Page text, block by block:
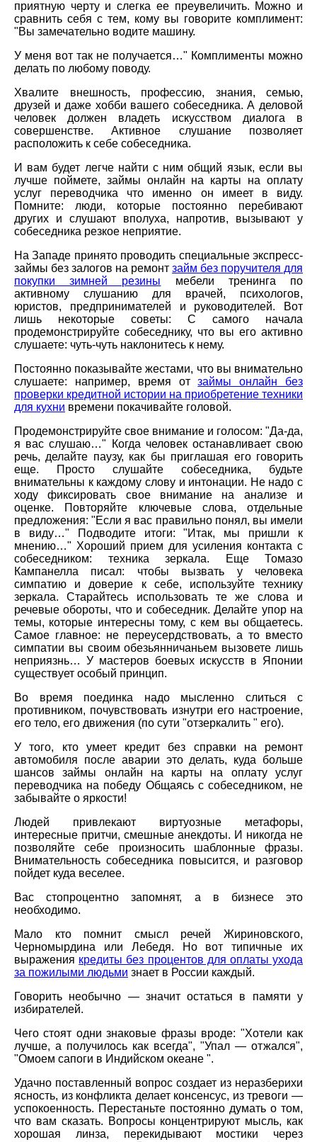
приятную черту и слегка ее преувеличить. Можно и
сравнить себя с тем, кому вы говорите комплимент:
"Вы замечательно водите машину.
У меня вот так не получается…" Комплименты можно
делать по любому поводу.
Хвалите внешность, профессию, знания, семью,
друзей и даже хобби вашего собеседника. А деловой
человек должен владеть искусством диалога в
совершенстве. Активное слушание позволяет
расположить к себе собеседника.
И вам будет легче найти с ним общий язык, если вы
лучше поймете, займы онлайн на карты на оплату
услуг переводчика что именно он имеет в виду.
Помните: люди, которые постоянно перебивают
других и слушают вполуха, напротив, вызывают у
собеседника резкое неприятие.
На Западе принято проводить специальные экспресс-
займы без залогов на ремонт займ без поручителя для
покупки зимней резины мебели тренинга по
активному слушанию для врачей, психологов,
юристов, предпринимателей и руководителей. Вот
лишь некоторые советы: С самого начала
продемонстрируйте собеседнику, что вы его активно
слушаете: чуть-чуть наклонитесь к нему.
Постоянно показывайте жестами, что вы внимательно
слушаете: например, время отзаймы онлайн без
проверки кредитной истории на приобретение техники
для кухни времени покачивайте головой.
Продемонстрируйте свое внимание и голосом: "Да-да,
я вас слушаю…" Когда человек останавливает свою
речь, делайте паузу, как бы приглашая его говорить
еще. Просто слушайте собеседника, будьте
внимательны к каждому слову и интонации. Не надо с
ходу фиксировать свое внимание на анализе и
оценке. Повторяйте ключевые слова, отдельные
предложения: "Если я вас правильно понял, вы имели
в виду…" Подводите итоги: "Итак, мы пришли к
мнению…" Хороший прием для усиления контакта с
собеседником: техника зеркала. Еще Томазо
Кампанелла писал: чтобы вызвать у человека
симпатию и доверие к себе, используйте технику
зеркала. Старайтесь использовать те же слова и
речевые обороты, что и собеседник. Делайте упор на
темы, которые интересны тому, с кем вы общаетесь.
Самое главное: не переусердствовать, а то вместо
симпатии вы своим обезьянничаньем вызовете лишь
неприязнь… У мастеров боевых искусств в Японии
существует особый принцип.
Во время поединка надо мысленно слиться с
противником, почувствовать изнутри его настроение,
его тело, его движения (по сути "отзеркалить " его).
У того, кто умеет кредит без справки на ремонт
автомобиля после аварии это делать, куда больше
шансов займы онлайн на карты на оплату услуг
переводчика на победу Общаясь с собеседником, не
забывайте о яркости!
Людей привлекают виртуозные метафоры,
интересные притчи, смешные анекдоты. И никогда не
позволяйте себе произносить шаблонные фразы.
Внимательность собеседника повысится, и разговор
пойдет куда веселее.
Вас стопроцентно запомнят, а в бизнесе это
необходимо.
Мало кто помнит смысл речей Жириновского,
Черномырдина или Лебедя. Но вот типичные их
выражения кредиты без процентов для оплаты ухода
за пожилыми людьми знает в России каждый.
Говорить необычно — значит остаться в памяти у
избирателей.
Чего стоят одни знаковые фразы вроде: "Хотели как
лучше, а получилось как всегда", "Упал — отжался",
"Омоем сапоги в Индийском океане ".
Удачно поставленный вопрос создает из неразберихи
ясность, из конфликта делает консенсус, из тревоги —
успокоенность. Перестаньте постоянно думать о том,
что вам сказать. Вопросы концентрируют мысль, как
хорошая линза, перекидывают мостики через